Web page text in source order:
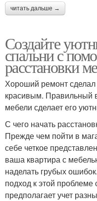
читать дальше →
Создайте
спальни с
расстановки
Хороший ремонт
красивым. Правильный
мебели сделает его
С чего начать
Прежде чем пойти в
себе четкое
ваша квартира с
наделать грубых
подход к этой проблеме
предполагает учет